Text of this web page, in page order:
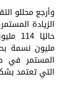
وأرجع محللو
الزيادة
المستمر في
التي تعتمد